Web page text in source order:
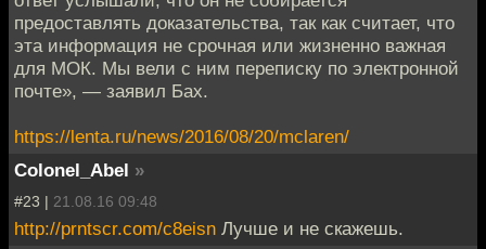
предоставлять доказательства, так как считает, что
эта информация не срочная или жизненно важная
для МОК. Мы вели с ним переписку по электронной
почте», — заявил Бах.
https://lenta.ru/news/2016/08/20/mclaren/
Colonel_Abel »
#23 | 21.08.16 09:48
http://prntscr.com/c8eisn Лучше и не скажешь.